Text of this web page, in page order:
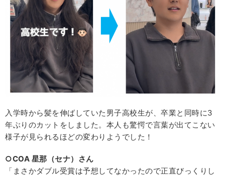
入学時から髪を伸ばしていた男子高校生が、卒業と同時に3
年ぶりのカットをしました。本人も驚愕で言葉が出てこない
様子が見られるほどの変わりようでした！
○COA 星那（セナ）さん
「まさかダブル受賞は予想してなかったので正直びっくりし